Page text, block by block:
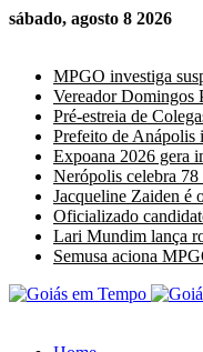
sábado, agosto 8 2026
MPGO investiga
Vereador Domingos
Pré-estreia de
Prefeito de Anápolis
Expoana 2026 gera
Nerópolis celebra 78
Jacqueline Zaiden é
Oficializado
Lari Mundim lança
Semusa aciona